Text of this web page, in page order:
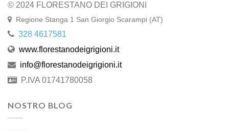
© 2024 FLORESTANO DEI GRIGIONI
Regione Stanga 1 San Giorgio Scarampi (AT)
328 4617581
www.florestanodeigrigioni.it
info@florestanodeigrigioni.it
P.IVA 01741780058
NOSTRO BLOG